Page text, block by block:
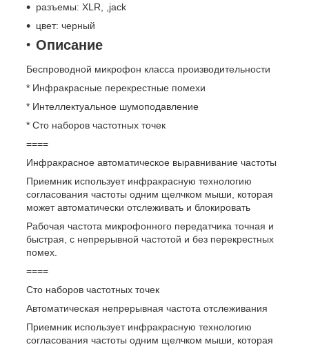
разъемы: XLR, ,jack
цвет: черный
Описание
Беспроводной микрофон класса производительности
* Инфракрасные перекрестные помехи
* Интеллектуальное шумоподавление
* Сто наборов частотных точек
====
Инфракрасное автоматическое выравнивание частоты
Приемник использует инфракрасную технологию
согласования частоты одним щелчком мыши, которая
может автоматически отслеживать и блокировать
Рабочая частота микрофонного передатчика точная и
быстрая, с непрерывной частотой и без перекрестных
помех.
====
Сто наборов частотных точек
Автоматическая непрерывная частота отслеживания
Приемник использует инфракрасную технологию
согласования частоты одним щелчком мыши, которая